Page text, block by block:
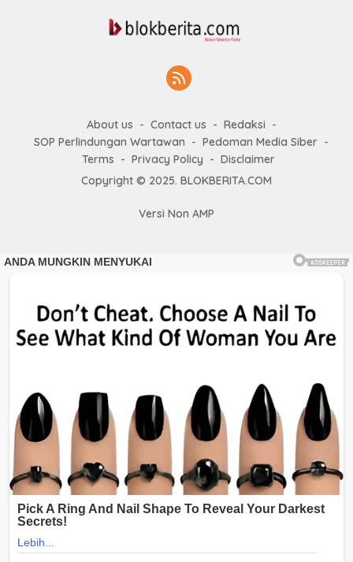
About us Contact us
Redaksi
SOP Perlindungan Wartawan
Pedoman Media Siber
Terms
Privacy Policy
Disclaimer
Copyright © 2025. BLOKBERITA.COM
Versi Non AMP